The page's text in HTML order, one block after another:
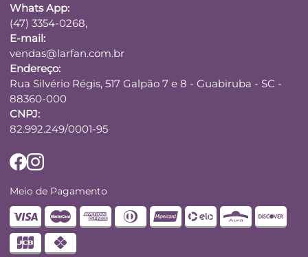
Whats App:
(47) 3354-0268,
E-mail:
vendas@larfan.com.br
Endereço:
Rua Silvério Régis, 517 Galpão 7 e 8 - Guabiruba - SC -
88360-000
CNPJ:
82.992.249/0001-95
Meio de Pagamento